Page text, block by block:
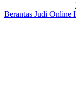
Berantas Judi Online